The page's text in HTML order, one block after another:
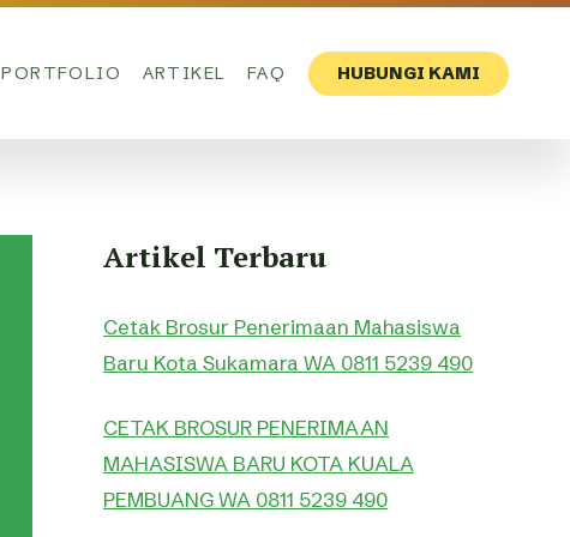
PORTFOLIO ARTIKEL FAQ HUBUNGI KAMI
Artikel Terbaru
Cetak Brosur Penerimaan Mahasiswa
Baru Kota Sukamara WA 0811 5239 490
CETAK BROSUR PENERIMAAN
MAHASISWA BARU KOTA KUALA
PEMBUANG WA 0811 5239 490